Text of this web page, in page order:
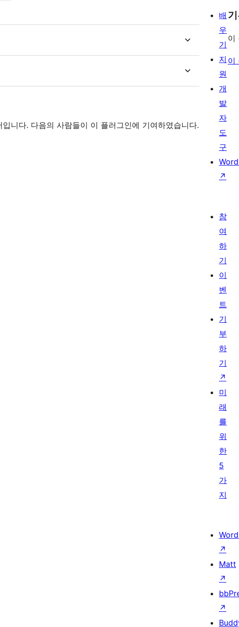
니다. 다음의 사람들이 이 플러그인에 기여하였습니다.
이
이
배
우
기
지
원
개
발
자
도
구
↗
참
여
하
기
이
벤
트
기
부
하
기
↗
미
래
를
위
한
5
가
지
↗
Matt
↗
↗